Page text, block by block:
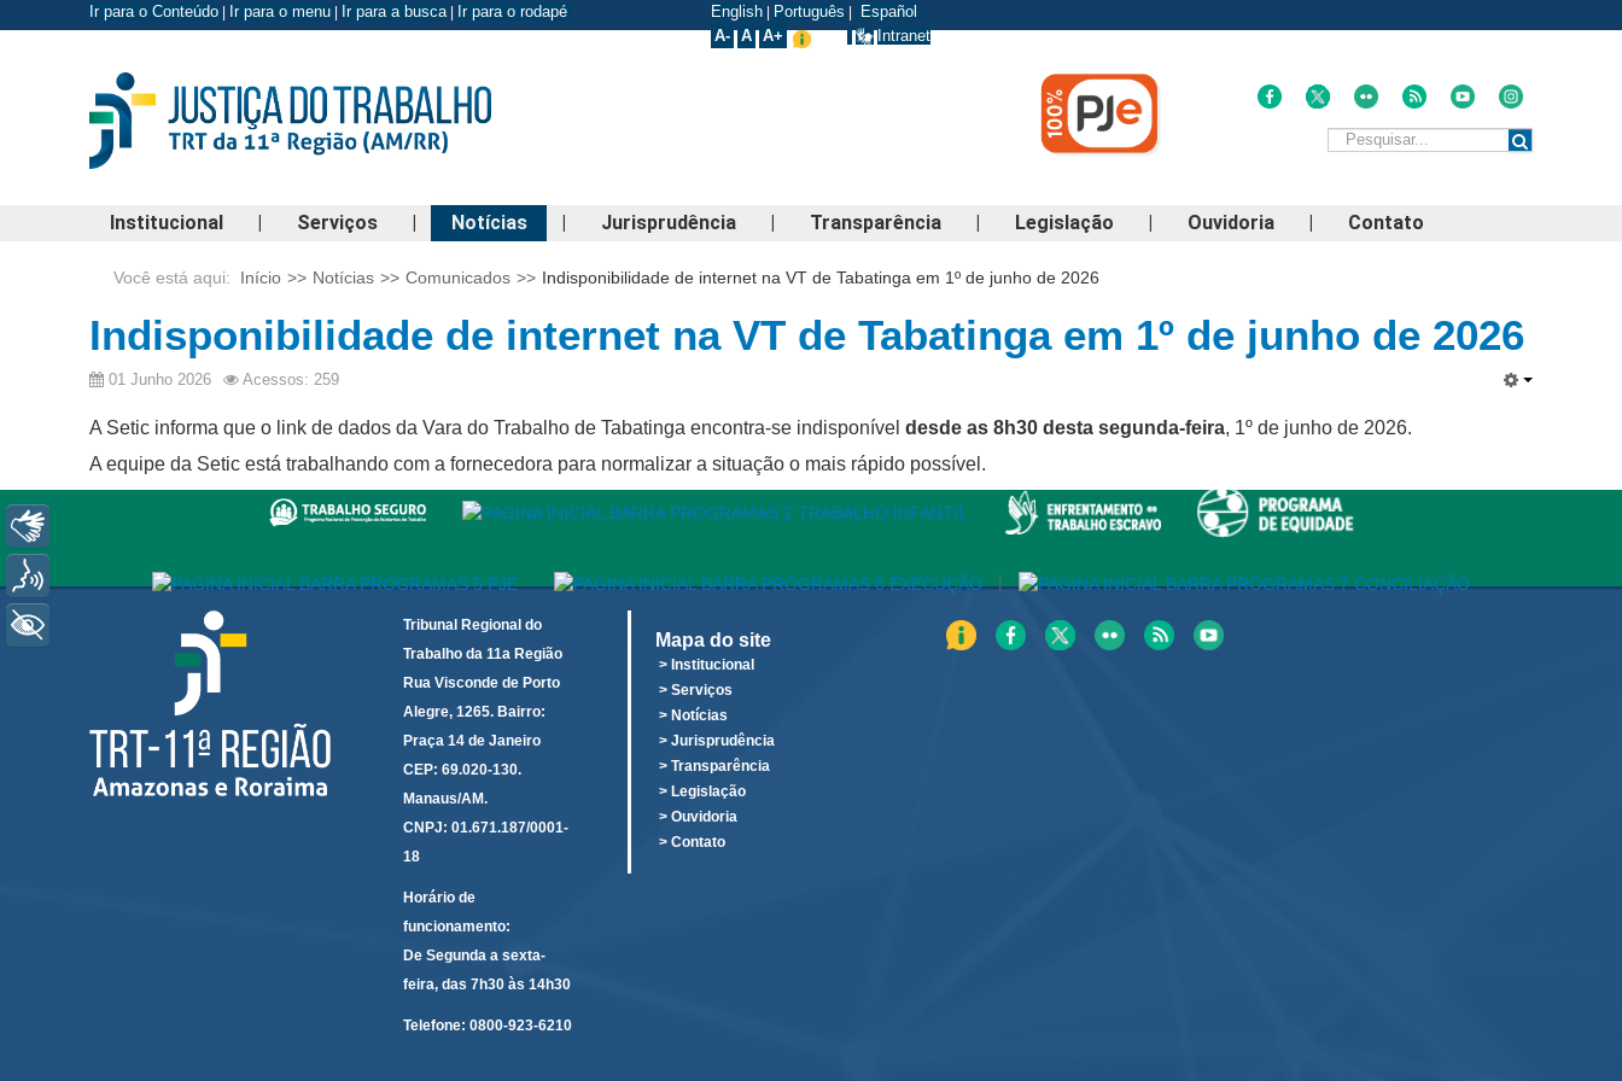
Ir para o Conteúdo Ir para o menu Ir para a busca| Ir para o rodapé English Português
Español
A- A A+ Intranet
Institucional | Serviços | Notícias | Jurisprudência | Transparência | Legislação | Ouvidoria | Contato
Você está aqui: Início >> Notícias >> Comunicados >> Indisponibilidade de internet na VT de Tabatinga em 1º de junho de 2026
Indisponibilidade de internet na VT de Tabatinga em 1º de junho de 2026
01 Junho 2026 Acessos: 259
A Setic informa que o link de dados da Vara do Trabalho de Tabatinga encontra-se indisponível desde as 8h30 desta segunda-feira, 1º de junho de 2026.
A equipe da Setic está trabalhando com a fornecedora para normalizar a situação o mais rápido possível.
|
Tribunal Regional do
Trabalho da 11a Região
Rua Visconde de Porto
Alegre, 1265. Bairro:
Praça 14 de Janeiro
CEP: 69.020-130.
Manaus/AM.
CNPJ: 01.671.187/0001-
18
Horário de
funcionamento:
De Segunda a sexta-
feira, das 7h30 às 14h30
Telefone: 0800-923-6210
Mapa do site
> Institucional
> Serviços
> Notícias
> Jurisprudência
> Transparência
> Legislação
> Ouvidoria
> Contato
+ Acessibilidade